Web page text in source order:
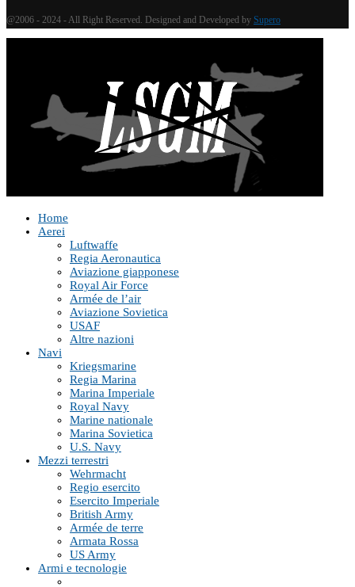
@2006 - 2024 - All Right Reserved. Designed and Developed by Supero
Home
Aerei
Luftwaffe
Regia Aeronautica
Aviazione giapponese
Royal Air Force
Armée de l’air
Aviazione Sovietica
USAF
Altre nazioni
Navi
Kriegsmarine
Regia Marina
Marina Imperiale
Royal Navy
Marine nationale
Marina Sovietica
U.S. Navy
Mezzi terrestri
Wehrmacht
Regio esercito
Esercito Imperiale
British Army
Armée de terre
Armata Rossa
US Army
Armi e tecnologie